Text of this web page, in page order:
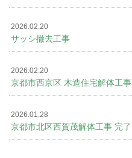
2026.02.20
サッシ撤去工事
2026.02.20
京都市西京区 木造住宅解体工事
2026.01.28
京都市北区西賀茂解体工事 完了